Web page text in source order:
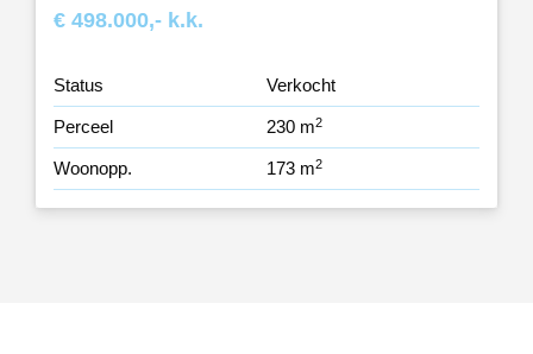
€ 498.000,- k.k.
Status Verkocht
Perceel 230 m2
Woonopp. 173 m2